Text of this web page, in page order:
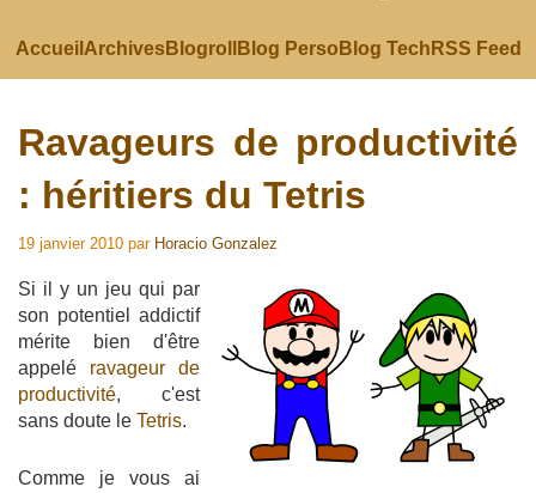
Accueil ArchivesBlogroll Blog Perso Blog Tech RSS Feed
Ravageurs de productivité
: héritiers du Tetris
19 janvier 2010 par Horacio Gonzalez
Si il y un jeu qui par
son potentiel addictif
mérite bien d'être
appelé ravageur de
productivité, c'est
sans doute le Tetris.
Comme je vous ai